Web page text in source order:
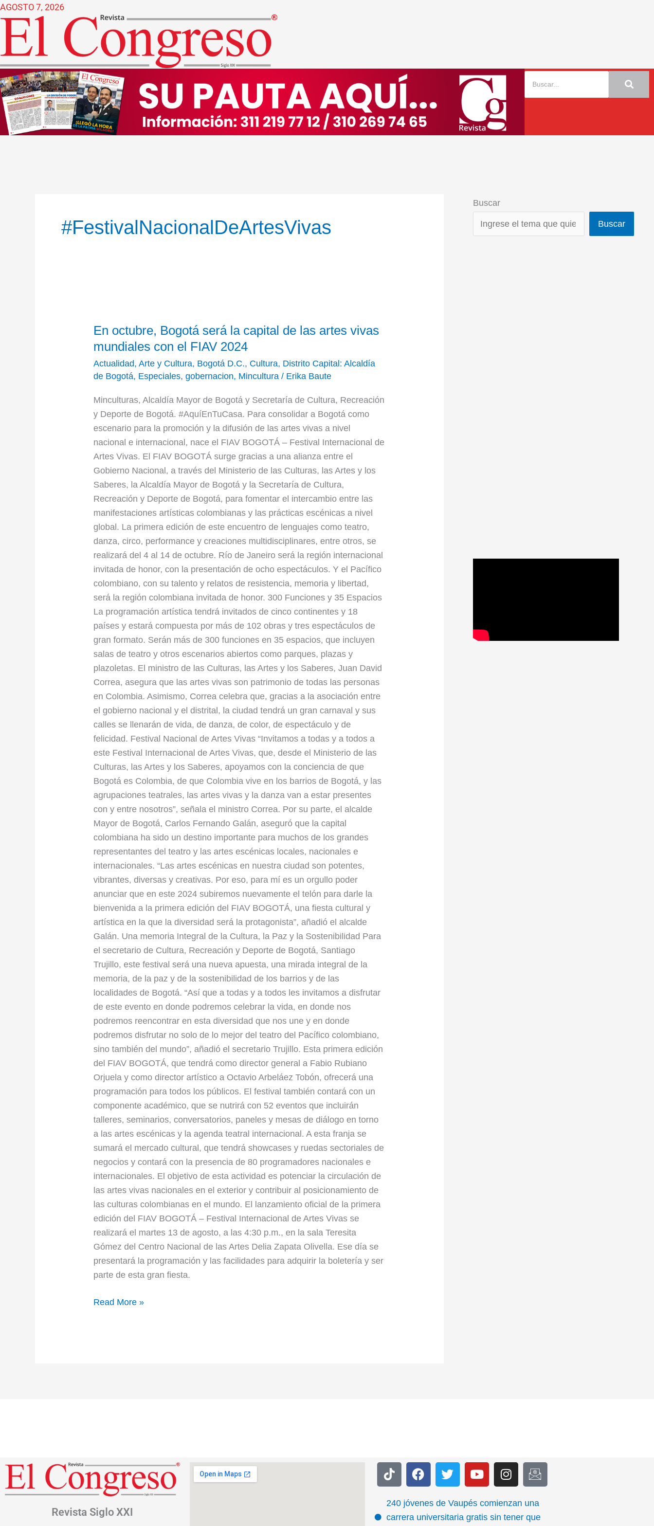
Ir
al
contenido
AGOSTO 7, 2026
#FestivalNacionalDeArtesVivas
En octubre, Bogotá será la capital de las artes vivas
mundiales con el FIAV 2024
Actualidad,Arte y Cultura, Bogotá D.C., Cultura, Distrito Capital: Alcaldía
de Bogotá, Especiales,gobernacion, Mincultura / Erika Baute
Minculturas, Alcaldía Mayor de Bogotá y Secretaría de Cultura, Recreación
y Deporte de Bogotá. #AquíEnTuCasa. Para consolidar a Bogotá como
escenario para la promoción y la difusión de las artes vivas a nivel
nacional e internacional, nace el FIAV BOGOTÁ – Festival Internacional de
Artes Vivas. El FIAV BOGOTÁ surge gracias a una alianza entre el
Gobierno Nacional, a través del Ministerio de las Culturas, las Artes y los
Saberes, la Alcaldía Mayor de Bogotá y la Secretaría de Cultura,
Recreación y Deporte de Bogotá, para fomentar el intercambio entre las
manifestaciones artísticas colombianas y las prácticas escénicas a nivel
global. La primera edición de este encuentro de lenguajes como teatro,
danza, circo, performance y creaciones multidisciplinares, entre otros, se
realizará del 4 al 14 de octubre. Río de Janeiro será la región internacional
invitada de honor, con la presentación de ocho espectáculos. Y el Pacífico
colombiano, con su talento y relatos de resistencia, memoria y libertad,
será la región colombiana invitada de honor. 300 Funciones y 35 Espacios
La programación artística tendrá invitados de cinco continentes y 18
países y estará compuesta por más de 102 obras y tres espectáculos de
gran formato. Serán más de 300 funciones en 35 espacios, que incluyen
salas de teatro y otros escenarios abiertos como parques, plazas y
plazoletas. El ministro de las Culturas, las Artes y los Saberes, Juan David
Correa, asegura que las artes vivas son patrimonio de todas las personas
en Colombia. Asimismo, Correa celebra que, gracias a la asociación entre
el gobierno nacional y el distrital, la ciudad tendrá un gran carnaval y sus
calles se llenarán de vida, de danza, de color, de espectáculo y de
felicidad. Festival Nacional de Artes Vivas “Invitamos a todas y a todos a
este Festival Internacional de Artes Vivas, que, desde el Ministerio de las
Culturas, las Artes y los Saberes, apoyamos con la conciencia de que
Bogotá es Colombia, de que Colombia vive en los barrios de Bogotá, y las
agrupaciones teatrales, las artes vivas y la danza van a estar presentes
con y entre nosotros”, señala el ministro Correa. Por su parte, el alcalde
Mayor de Bogotá, Carlos Fernando Galán, aseguró que la capital
colombiana ha sido un destino importante para muchos de los grandes
representantes del teatro y las artes escénicas locales, nacionales e
internacionales. “Las artes escénicas en nuestra ciudad son potentes,
vibrantes, diversas y creativas. Por eso, para mí es un orgullo poder
anunciar que en este 2024 subiremos nuevamente el telón para darle la
bienvenida a la primera edición del FIAV BOGOTÁ, una fiesta cultural y
artística en la que la diversidad será la protagonista”, añadió el alcalde
Galán. Una memoria Integral de la Cultura, la Paz y la Sostenibilidad Para
el secretario de Cultura, Recreación y Deporte de Bogotá, Santiago
Trujillo, este festival será una nueva apuesta, una mirada integral de la
memoria, de la paz y de la sostenibilidad de los barrios y de las
localidades de Bogotá. “Así que a todas y a todos les invitamos a disfrutar
de este evento en donde podremos celebrar la vida, en donde nos
podremos reencontrar en esta diversidad que nos une y en donde
podremos disfrutar no solo de lo mejor del teatro del Pacífico colombiano,
sino también del mundo”, añadió el secretario Trujillo. Esta primera edición
del FIAV BOGOTÁ, que tendrá como director general a Fabio Rubiano
Orjuela y como director artístico a Octavio Arbeláez Tobón, ofrecerá una
programación para todos los públicos. El festival también contará con un
componente académico, que se nutrirá con 52 eventos que incluirán
talleres, seminarios, conversatorios, paneles y mesas de diálogo en torno
a las artes escénicas y la agenda teatral internacional. A esta franja se
sumará el mercado cultural, que tendrá showcases y ruedas sectoriales de
negocios y contará con la presencia de 80 programadores nacionales e
internacionales. El objetivo de esta actividad es potenciar la circulación de
las artes vivas nacionales en el exterior y contribuir al posicionamiento de
las culturas colombianas en el mundo. El lanzamiento oficial de la primera
edición del FIAV BOGOTÁ – Festival Internacional de Artes Vivas se
realizará el martes 13 de agosto, a las 4:30 p.m., en la sala Teresita
Gómez del Centro Nacional de las Artes Delia Zapata Olivella. Ese día se
presentará la programación y las facilidades para adquirir la boletería y ser
parte de esta gran fiesta.
octubre,
Bogotá
será
la
de
las
artes
vivas
mundiales
con
el
FIAV
2024
Read More »
Buscar
Buscar
Revista Siglo XXI
T
i
t
o
F
a
e
b
T
w
t
t
Y
o
t
u
I
n
t
a
I
c
n
-
240 jóvenes de Vaupés comienzan una
carrera universitaria gratis sin tener que